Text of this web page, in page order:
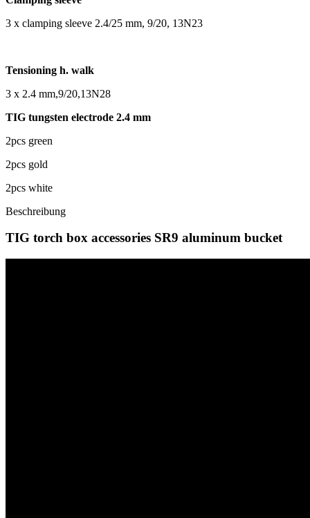
3 x clamping sleeve 2.4/25 mm, 9/20, 13N23
Tensioning h. walk
3 x 2.4 mm,9/20,13N28
TIG tungsten electrode 2.4 mm
2pcs green
2pcs gold
2pcs white
Beschreibung
TIG torch box accessories SR9 aluminum bucket